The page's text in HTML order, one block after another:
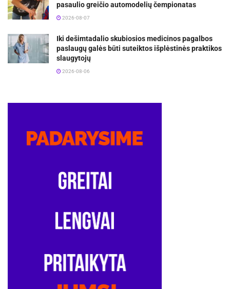
pasaulio greičio automodelių čempionatas
2026-08-07
Iki dešimtadalio skubiosios medicinos pagalbos
paslaugų galės būti suteiktos išplėstinės praktikos
slaugytojų
2026-08-06